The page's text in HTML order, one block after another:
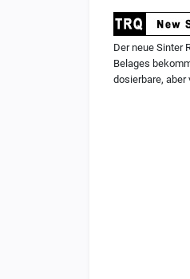
Der neue Sinter
Belages
dosierbare,